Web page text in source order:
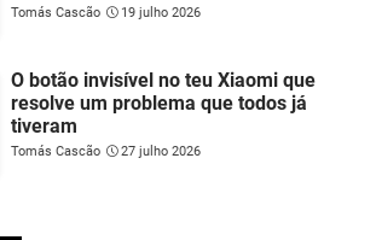
Tomás Cascão 19 julho 2026
O botão invisível no teu Xiaomi que
resolve um problema que todos já
tiveram
Tomás Cascão 27 julho 2026